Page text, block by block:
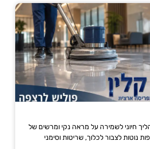
חיוני לשמירה על מראה נקי ומרשים של
נוטות לצבור לכלוך, שריטות וסימני